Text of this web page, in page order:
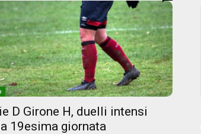
D Girone H, duelli intensi
19esima giornata